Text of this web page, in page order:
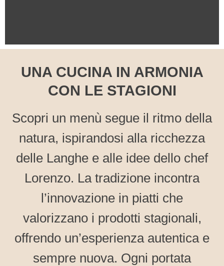
NAƎVIA
Trova il tuo prossimo
piatto preferito
UNA CUCINA IN ARMONIA
CON LE STAGIONI
Scopri un menù segue il ritmo della
natura, ispirandosi alla ricchezza
delle Langhe e alle idee dello chef
Lorenzo. La tradizione incontra
l’innovazione in piatti che
valorizzano i prodotti stagionali,
offrendo un’esperienza autentica e
sempre nuova. Ogni portata